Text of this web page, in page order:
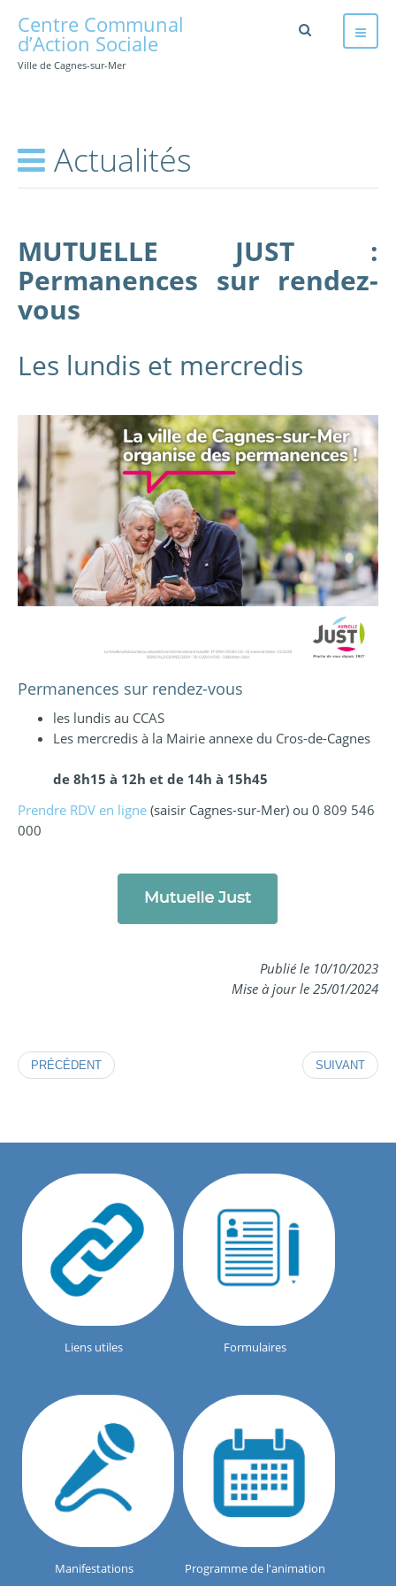
Centre Communal
d’Action Sociale
Ville de Cagnes-sur-Mer
Actualités
MUTUELLE JUST :
Permanences sur rendez-
vous
Les lundis et mercredis
Permanences sur rendez-vous
les lundis au CCAS
Les mercredis à la Mairie annexe du Cros-de-Cagnes
de 8h15 à 12h et de 14h à 15h45
Prendre RDV en ligne (saisir Cagnes-sur-Mer) ou 0 809 546
000
Publié le 10/10/2023
Mise à jour le 25/01/2024
PRÉCÉDENT SUIVANT
Liens utiles Formulaires
Manifestations Programme de l'animation